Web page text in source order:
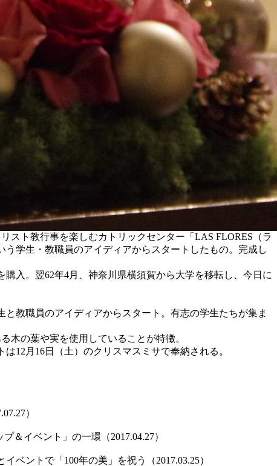
スト教行事を楽しむカトリックセンター「LAS FLORES（ラ
学生・教職員のアイディアからスタートしたもの。完成し
入。翌62年4月、神奈川県横須賀から大学を移転し、今日に
教職員のアイディアからスタート。有志の学生たちが集ま
木の葉や実を使用していることが特徴。
12月16日（土）のクリスマスミサで奉納される。
）
＆イベント」の一環（2017.04.27）
ベントで「100年の美」を祝う（2017.03.25）